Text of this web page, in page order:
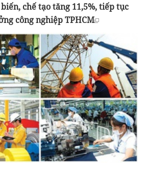
chế tạo tăng 11,5%, tiếp tục
công nghiệp TPHCM